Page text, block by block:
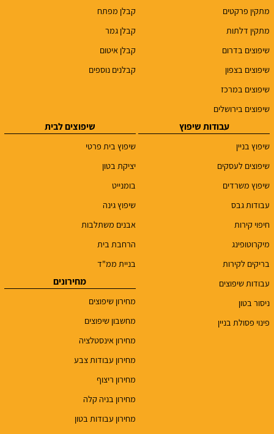
מתקין פרקטים
מתקין דלתות
שיפוצים בדרום
שיפוצים בצפון
שיפוצים במרכז
שיפוצים בירושלים
קבלן מפתח
קבלן גמר
קבלן איטום
קבלנים נוספים
עבודות שיפוץ
שיפוץ בניין
שיפוצים לעסקים
שיפוץ משרדים
עבודות גבס
חיפוי קירות
מיקרוטופינג
בריקים לקירות
עבודות שיפוצים
ניסור בטון
פינוי פסולת בניין
שיפוצים לבית
שיפוץ בית פרטי
יציקת בטון
בומנייט
שיפוץ גינה
אבנים משתלבות
הרחבת בית
בניית ממ"ד
מחירונים
מחירון שיפוצים
מחשבון שיפוצים
מחירון אינסטלציה
מחירון עבודות צבע
מחירון ריצוף
מחירון בניה קלה
מחירון עבודות בטון